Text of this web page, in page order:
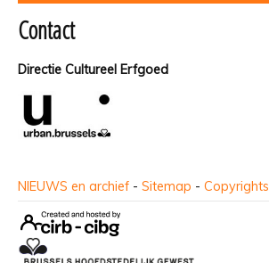
Contact
Directie Cultureel Erfgoed
NIEUWS en archief - Sitemap - Copyrights